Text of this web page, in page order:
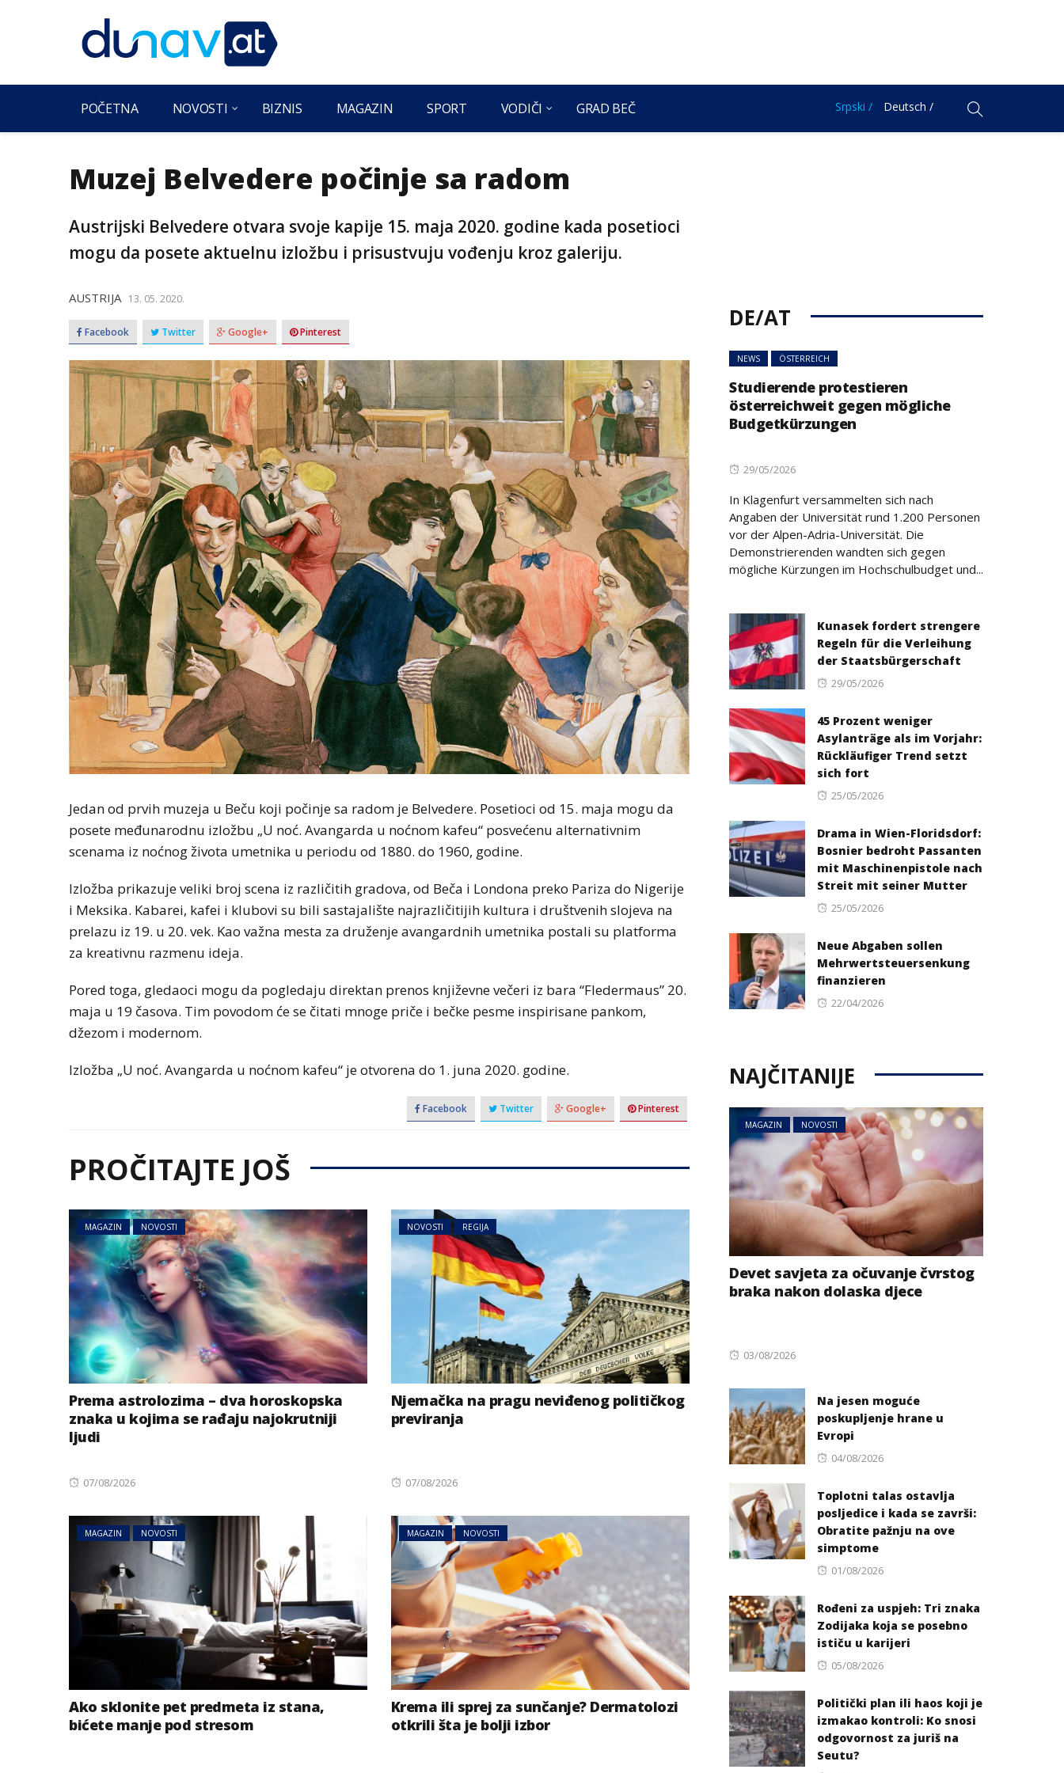
POČETNA NOVOSTI BIZNIS MAGAZIN SPORT VODIČI GRAD BEČ Srpski / Deutsch /
Muzej Belvedere počinje sa radom
Austrijski Belvedere otvara svoje kapije 15. maja 2020. godine kada posetioci
mogu da posete aktuelnu izložbu i prisustvuju vođenju kroz galeriju.
AUSTRIJA 13. 05. 2020.
Facebook Twitter Google+ Pinterest
Jedan od prvih muzeja u Beču koji počinje sa radom je Belvedere. Posetioci od 15. maja mogu da
posete međunarodnu izložbu „U noć. Avangarda u noćnom kafeu“ posvećenu alternativnim
scenama iz noćnog života umetnika u periodu od 1880. do 1960, godine.
Izložba prikazuje veliki broj scena iz različitih gradova, od Beča i Londona preko Pariza do Nigerije
i Meksika. Kabarei, kafei i klubovi su bili sastajalište najrazličitijih kultura i društvenih slojeva na
prelazu iz 19. u 20. vek. Kao važna mesta za druženje avangardnih umetnika postali su platforma
za kreativnu razmenu ideja.
Pored toga, gledaoci mogu da pogledaju direktan prenos književne večeri iz bara “Fledermaus” 20.
maja u 19 časova. Tim povodom će se čitati mnoge priče i bečke pesme inspirisane pankom,
džezom i modernom.
Izložba „U noć. Avangarda u noćnom kafeu“ je otvorena do 1. juna 2020. godine.
Facebook Twitter Google+ Pinterest
PROČITAJTE JOŠ
MAGAZIN NOVOSTI
Prema astrolozima – dva horoskopska
znaka u kojima se rađaju najokrutniji
ljudi
Posted
07/08/2026
NOVOSTI REGIJA
Njemačka na pragu neviđenog političkog
previranja
Posted
07/08/2026
MAGAZIN NOVOSTI
Ako sklonite pet predmeta iz stana,
bićete manje pod stresom
MAGAZIN NOVOSTI
Krema ili sprej za sunčanje? Dermatolozi
otkrili šta je bolji izbor
DE/AT
NEWS ÖSTERREICH
Studierende protestieren
österreichweit gegen mögliche
Budgetkürzungen
Posted
29/05/2026
In Klagenfurt versammelten sich nach
Angaben der Universität rund 1.200 Personen
vor der Alpen-Adria-Universität. Die
Demonstrierenden wandten sich gegen
mögliche Kürzungen im Hochschulbudget und...
Kunasek fordert strengere
Regeln für die Verleihung
der Staatsbürgerschaft
Posted
29/05/2026
45 Prozent weniger
Asylanträge als im Vorjahr:
Rückläufiger Trend setzt
sich fort
Posted
25/05/2026
Drama in Wien-Floridsdorf:
Bosnier bedroht Passanten
mit Maschinenpistole nach
Streit mit seiner Mutter
Posted
25/05/2026
Neue Abgaben sollen
Mehrwertsteuersenkung
finanzieren
Posted
22/04/2026
NAJČITANIJE
MAGAZIN NOVOSTI
Devet savjeta za očuvanje čvrstog
braka nakon dolaska djece
Posted
03/08/2026
Na jesen moguće
poskupljenje hrane u
Evropi
Posted
04/08/2026
Toplotni talas ostavlja
posljedice i kada se završi:
Obratite pažnju na ove
simptome
Posted
01/08/2026
Rođeni za uspjeh: Tri znaka
Zodijaka koja se posebno
ističu u karijeri
Posted
05/08/2026
Politički plan ili haos koji je
izmakao kontroli: Ko snosi
odgovornost za juriš na
Seutu?